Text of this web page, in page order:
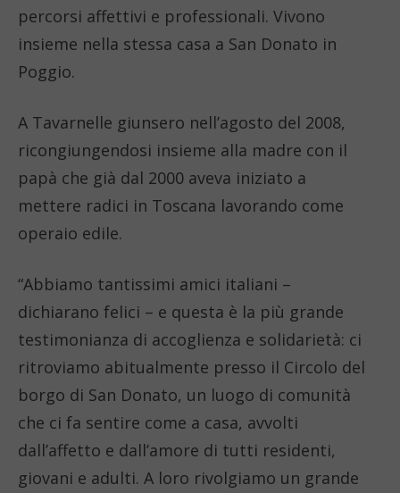
percorsi affettivi e professionali. Vivono
insieme nella stessa casa a San Donato in
Poggio.
A Tavarnelle giunsero nell’agosto del 2008,
ricongiungendosi insieme alla madre con il
papà che già dal 2000 aveva iniziato a
mettere radici in Toscana lavorando come
operaio edile.
“Abbiamo tantissimi amici italiani –
dichiarano felici – e questa è la più grande
testimonianza di accoglienza e solidarietà: ci
ritroviamo abitualmente presso il Circolo del
borgo di San Donato, un luogo di comunità
che ci fa sentire come a casa, avvolti
dall’affetto e dall’amore di tutti residenti,
giovani e adulti. A loro rivolgiamo un grande